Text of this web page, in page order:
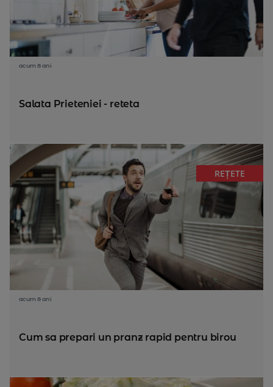
acum 8 ani
Salata Prieteniei - reteta
REȚETE
acum 8 ani
Cum sa prepari un pranz rapid pentru birou